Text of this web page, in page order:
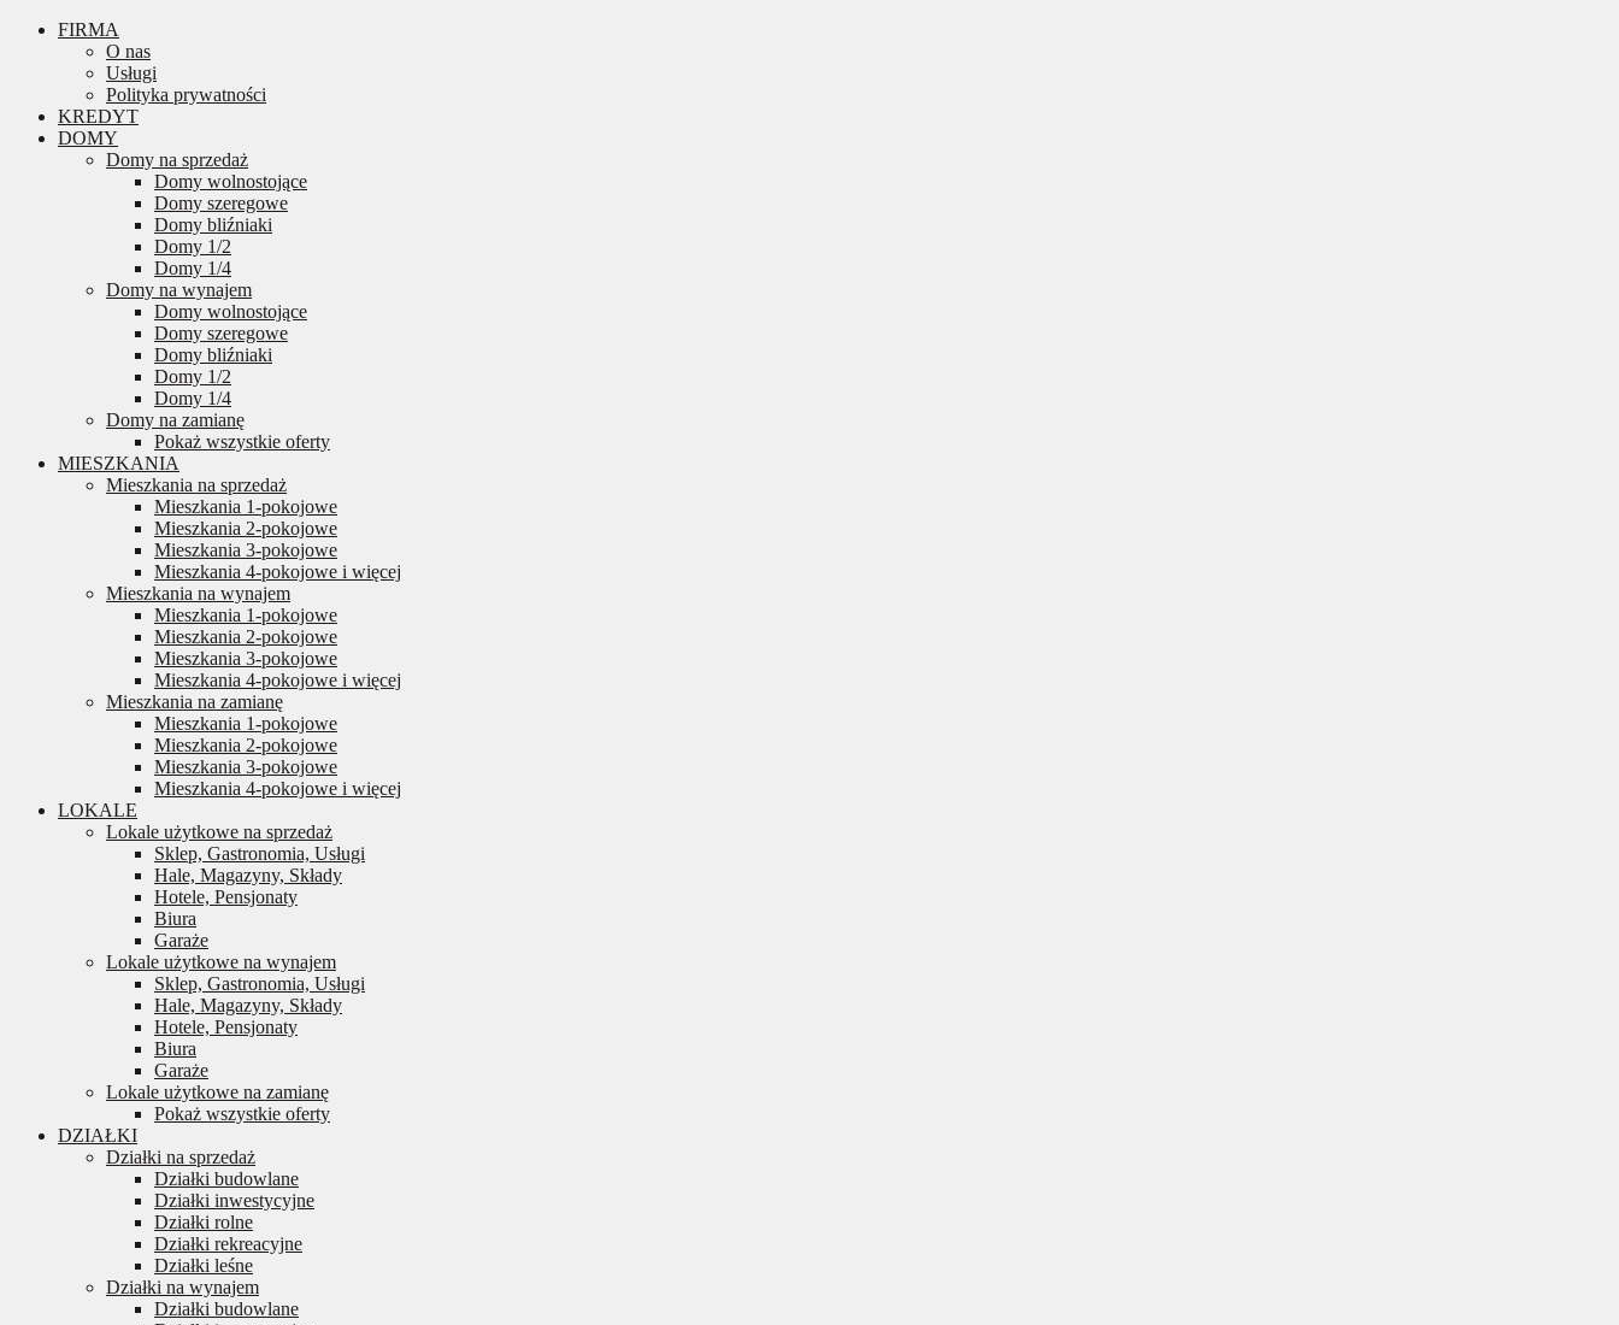
FIRMA
O nas
Usługi
Polityka prywatności
KREDYT
DOMY
Domy na sprzedaż
Domy wolnostojące
Domy szeregowe
Domy bliźniaki
Domy 1/2
Domy 1/4
Domy na wynajem
Domy wolnostojące
Domy szeregowe
Domy bliźniaki
Domy 1/2
Domy 1/4
Domy na zamianę
Pokaż wszystkie oferty
MIESZKANIA
Mieszkania na sprzedaż
Mieszkania 1-pokojowe
Mieszkania 2-pokojowe
Mieszkania 3-pokojowe
Mieszkania 4-pokojowe i więcej
Mieszkania na wynajem
Mieszkania 1-pokojowe
Mieszkania 2-pokojowe
Mieszkania 3-pokojowe
Mieszkania 4-pokojowe i więcej
Mieszkania na zamianę
Mieszkania 1-pokojowe
Mieszkania 2-pokojowe
Mieszkania 3-pokojowe
Mieszkania 4-pokojowe i więcej
LOKALE
Lokale użytkowe na sprzedaż
Sklep, Gastronomia, Usługi
Hale, Magazyny, Składy
Hotele, Pensjonaty
Biura
Garaże
Lokale użytkowe na wynajem
Sklep, Gastronomia, Usługi
Hale, Magazyny, Składy
Hotele, Pensjonaty
Biura
Garaże
Lokale użytkowe na zamianę
Pokaż wszystkie oferty
DZIAŁKI
Działki na sprzedaż
Działki budowlane
Działki inwestycyjne
Działki rolne
Działki rekreacyjne
Działki leśne
Działki na wynajem
Działki budowlane